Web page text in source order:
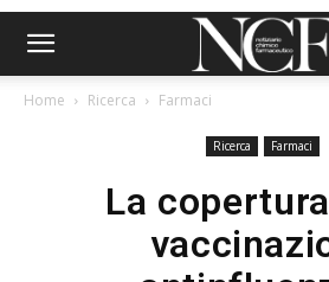
Home Ricerca Farmaci
Ricerca Farmaci
La